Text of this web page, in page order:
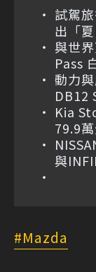
試駕
出「
與世
Pass
動力
DB12
Kia
79.9
與
Mazda